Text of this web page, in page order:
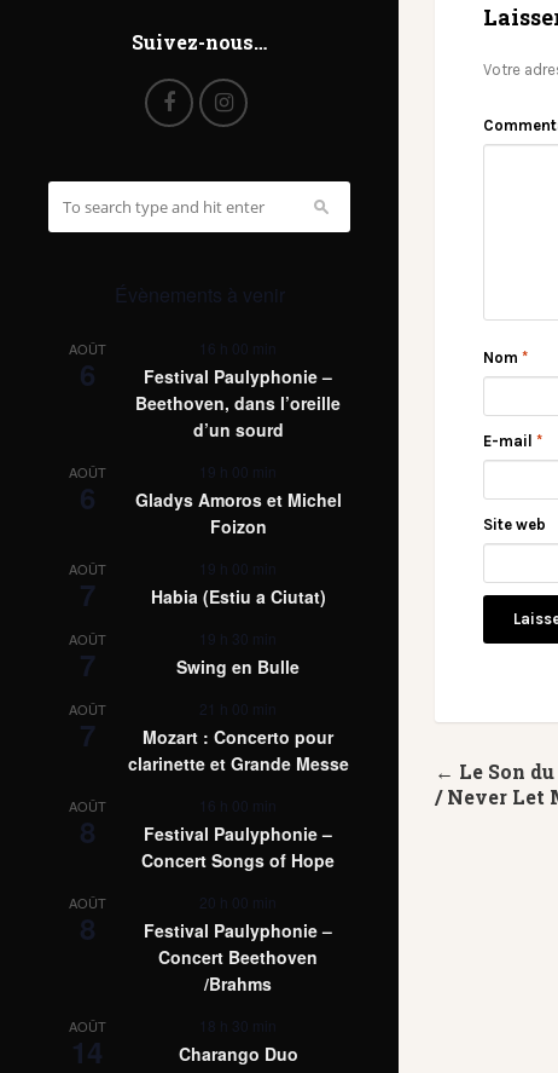
Suivez-nous…
Évènements à venir
AOÛT
6
16 h 00 min
Festival Paulyphonie –
Beethoven, dans l’oreille
d’un sourd
AOÛT
6
19 h 00 min
Gladys Amoros et Michel
Foizon
AOÛT
7
19 h 00 min
Habia (Estiu a Ciutat)
AOÛT
7
19 h 30 min
Swing en Bulle
AOÛT
7
21 h 00 min
Mozart : Concerto pour
clarinette et Grande Messe
AOÛT
8
16 h 00 min
Festival Paulyphonie –
Concert Songs of Hope
AOÛT
8
20 h 00 min
Festival Paulyphonie –
Concert Beethoven
/Brahms
AOÛT
14
18 h 30 min
Charango Duo
Votre
Nom *
E-mail *
Site web
← Le Son
/ Never Let